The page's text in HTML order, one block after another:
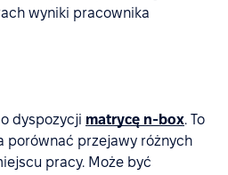
wyniki pracownika
dyspozycji matrycę n-box. To
porównać przejawy różnych
pracy. Może być